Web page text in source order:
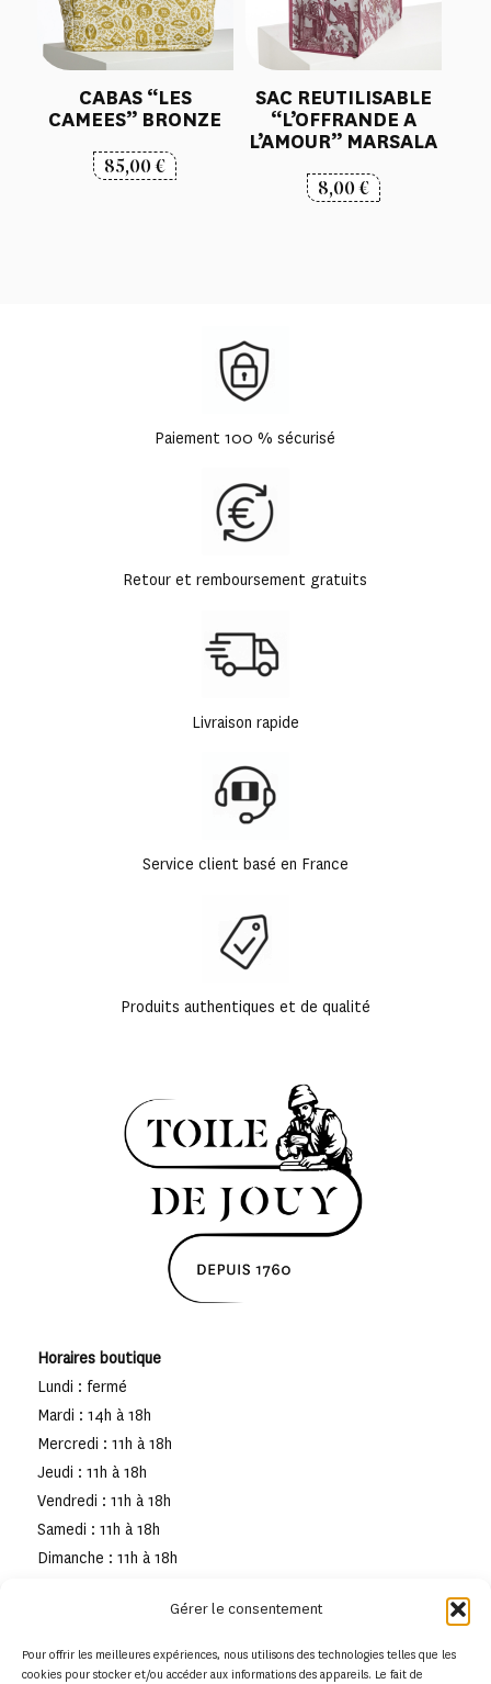
Gérer le consentement
Pour offrir les meilleures expériences, nous utilisons des technologies telles que les
cookies pour stocker et/ou accéder aux informations des appareils. Le fait de
CABAS “LES
CAMEES” BRONZE
85,00€
SAC REUTILISABLE
“L’OFFRANDE A
L’AMOUR” MARSALA
8,00€
Paiement 100 % sécurisé
Retour et remboursement gratuits
Livraison rapide
Service client basé en France
Produits authentiques et de qualité
Horaires boutique
Lundi : fermé
Mardi : 14h à 18h
Mercredi : 11h à 18h
Jeudi : 11h à 18h
Vendredi : 11h à 18h
Samedi : 11h à 18h
Dimanche : 11h à 18h